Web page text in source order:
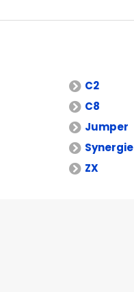
C2
C8
Jumper
Synergie
ZX